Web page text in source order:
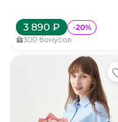
3 890 ₽ -20%
300 бонусов